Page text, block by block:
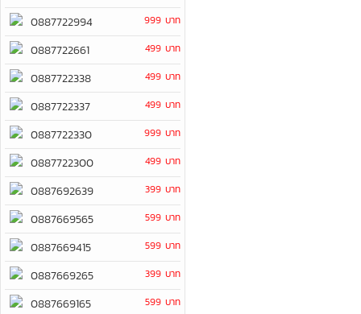
0887722994
999 บาท
0887722661 499 บาท
0887722338 499 บาท
0887722337 499 บาท
0887722330 999 บาท
0887722300 499 บาท
0887692639 399 บาท
0887669565 599 บาท
0887669415 599 บาท
0887669265 399 บาท
0887669165 599 บาท